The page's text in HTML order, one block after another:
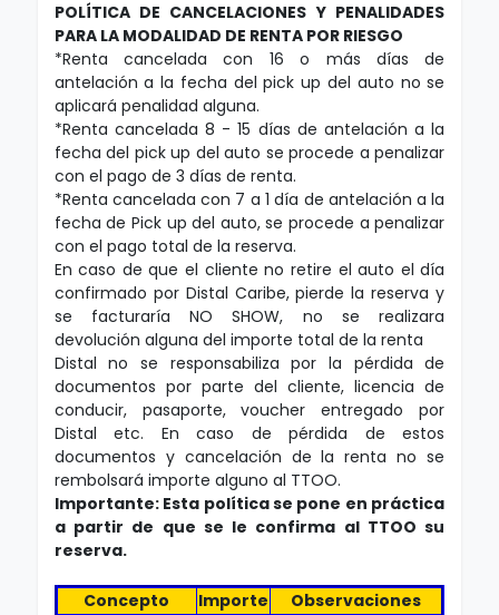
POLÍTICA DE CANCELACIONES Y PENALIDADES
PARA LA MODALIDAD DE RENTA POR RIESGO
*Renta cancelada con 16 o más días de
antelación a la fecha del pick up del auto no se
aplicará penalidad alguna.
*Renta cancelada 8 - 15 días de antelación a la
fecha del pick up del auto se procede a penalizar
con el pago de 3 días de renta.
*Renta cancelada con 7 a 1 día de antelación a la
fecha de Pick up del auto, se procede a penalizar
con el pago total de la reserva.
En caso de que el cliente no retire el auto el día
confirmado por Distal Caribe, pierde la reserva y
se facturaría NO SHOW, no se realizara
devolución alguna del importe total de la renta
Distal no se responsabiliza por la pérdida de
documentos por parte del cliente, licencia de
conducir, pasaporte, voucher entregado por
Distal etc. En caso de pérdida de estos
documentos y cancelación de la renta no se
rembolsará importe alguno al TTOO.
Importante: Esta política se pone en práctica
a partir de que se le confirma al TTOO su
reserva.
Concepto Importe Observaciones